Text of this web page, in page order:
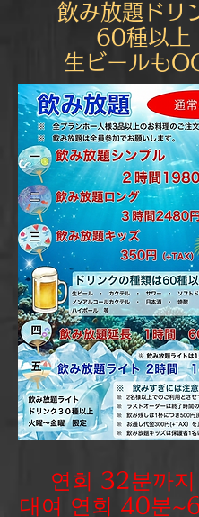
飲み放題ドリ
60種以上
生ビールも
연회 32분까
대여 연회 40분